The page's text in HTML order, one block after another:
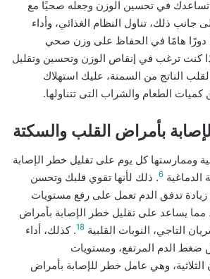
تساعدك في تحسين الوزن وجعله صحيًا مع
جانب ذلك، تناول النظام الغذائي، وأداء
دورًا هامًا في الحفاظ على وزن صحي
كنت ترغب في إنقاص الوزن وتحسين وتقليل
الناتج من السمنة، عليك استهلاك
الطعام والشراب التى تتناولها.
وممارستها كل يوم على تقليل خطر الإصابة
الدماغية 6. ذلك لأنها تقوي قلبك وتحسن
زيادة تدفق الدم تعمل على رفع مستويات
يساعد على تقليل خطر الإصابة بأمراض
التاجي، النوبات القلبية 18. كذلك، أداء
ضغط الدم المرتفع، ومستويات
الثلاثية، وهي عامل خطر للإصابة بأمراض